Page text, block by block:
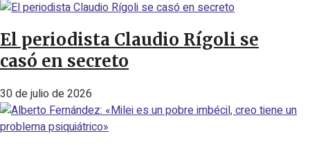
El periodista Claudio Rígoli se
casó en secreto
30 de julio de 2026